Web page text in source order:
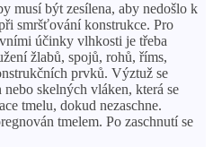
musí být zesílena, aby nedošlo k
smršťování konstrukce. Pro
účinky vlhkosti je třeba
žlabů, spojů, rohů, říms,
prvků. Výztuž se
skelných vláken, která se
tmelu, dokud nezaschne.
tmelem. Po zaschnutí se